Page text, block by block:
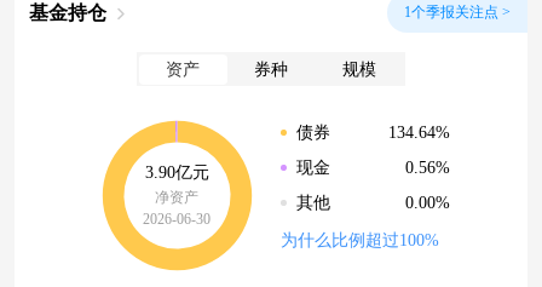
基金持仓 1个季报关注点 >
资产 券种 规模
3.90亿元
净资产
2026-06-30
债券
134.64%
现金
0.56%
其他
0.00%
为什么比例超过100%